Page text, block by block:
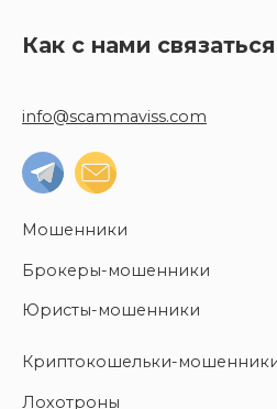
Как с нами связаться
info@scammaviss.com
Мошенники
Брокеры-мошенники
Юристы-мошенники
Криптокошельки-
Лохотроны